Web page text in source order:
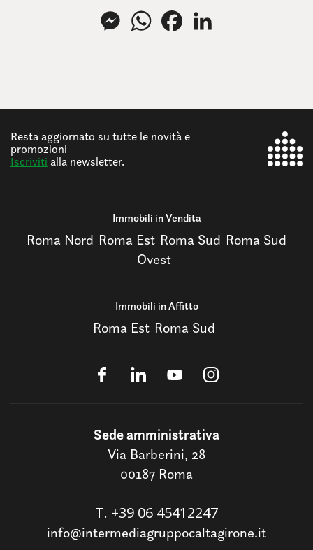
MessengerWhatsAppFacebook
Resta aggiornato su tutte le novità e
promozioni
Iscriviti alla newsletter.
Immobili in Vendita
Roma Nord Roma Est Roma Sud Roma Sud
Ovest
Immobili in Affitto
Roma Est Roma Sud
Sede amministrativa
Via Barberini, 28
00187 Roma
T. +39 06 45412247
info@intermediagruppocaltagirone.it